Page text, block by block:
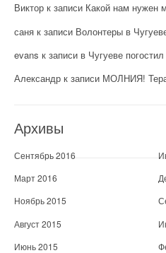
Виктор к записи Какой нам нужен
саня к записи Волонтеры в
evans к записи в Чугуеве
Александр к записи МОЛНИЯ!
Архивы
Сентябрь 2016
Март 2016
Ноябрь 2015
Август 2015
Июнь 2015